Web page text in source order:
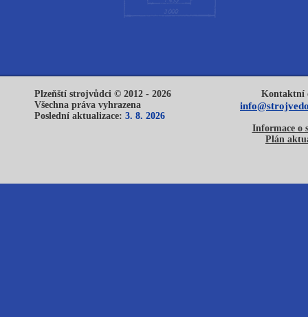
Plzeňští strojvůdci © 2012 - 2026
Všechna práva vyhrazena
Poslední aktualizace: 3. 8. 2026
Kontaktní
Informace o
Plán